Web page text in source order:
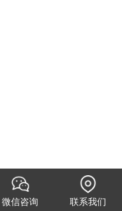
微信咨询 联系我们